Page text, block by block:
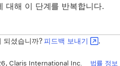
대해 이 단계를 반복합니다.
되셨습니까?피드백 보내기 .
Claris International Inc. 법률 정보